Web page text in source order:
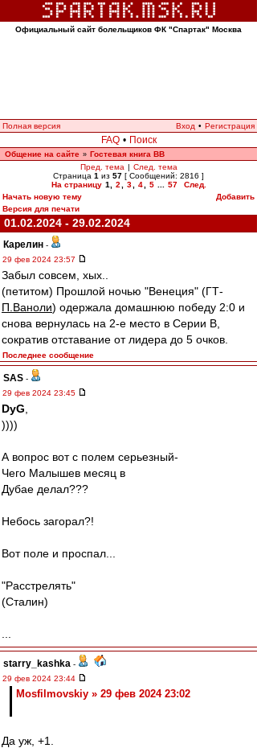
Официальный сайт болельщиков ФК "Спартак" Москва
Полная версия Вход • Регистрация
FAQ • Поиск
Общение на сайте » Гостевая книга ВВ
Пред. тема | След. тема
Страница 1 из 57 [ Сообщений: 2816 ]
На страницу 1 2 3 4 5 57
След.
Начать новую тему
Добавить
Версия для печати
01.02.2024 - 29.02.2024
Карелин -
29 фев 2024 23:57
Забыл совсем, хых..
(петитом) Прошлой ночью "Венеция" (ГТ-
П.Ваноли) одержала домашнюю победу 2:0 и
снова вернулась на 2-е место в Серии В,
сократив отставание от лидера до 5 очков.
Последнее сообщение
SAS -
29 фев 2024 23:45
DyG
))))
А вопрос вот с полем серьезный-
Чего Малышев месяц в
Дубае делал???
Небось загорал?!
Вот поле и проспал...
"Расстрелять"
(Сталин)
starry_kashka -
29 фев 2024 23:44
Mosfilmovskiy » 29 фев 2024 23:02
Да уж, +1.